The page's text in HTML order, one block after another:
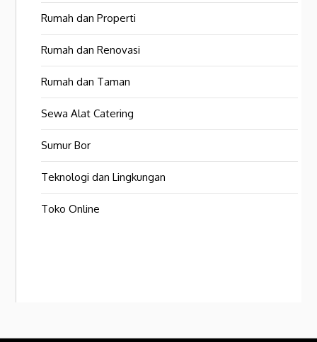
Rumah dan Properti
Rumah dan Renovasi
Rumah dan Taman
Sewa Alat Catering
Sumur Bor
Teknologi dan Lingkungan
Toko Online